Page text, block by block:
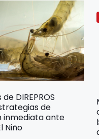
DIREPROS
de
inmediata ante
Niño